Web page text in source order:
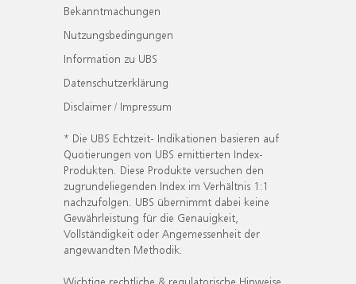
Bekanntmachungen
Nutzungsbedingungen
Information zu UBS
Datenschutzerklärung
Disclaimer / Impressum
* Die UBS Echtzeit- Indikationen basieren auf
Quotierungen von UBS emittierten Index-
Produkten. Diese Produkte versuchen den
zugrundeliegenden Index im Verhältnis 1:1
nachzufolgen. UBS übernimmt dabei keine
Gewährleistung für die Genauigkeit,
Vollständigkeit oder Angemessenheit der
angewandten Methodik.